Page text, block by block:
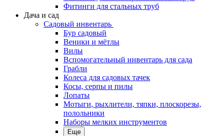
Фитинги для стальных труб
Дача и сад
Садовый инвентарь
Бур садовый
Веники и мётлы
Вилы
Вспомогательный инвентарь для сада
Грабли
Колеса для садовых тачек
Косы, серпы и пилы
Лопаты
Мотыги, рыхлители, тяпки, плоскорезы,
полольники
Наборы мелких инструментов
Еще